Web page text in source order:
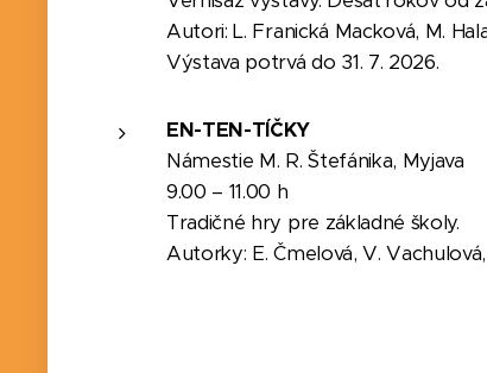
Autori: L. Franická Macková, M.
Výstava potrvá do 31. 7. 2026.
EN-TEN-TÍČKY
Námestie M. R. Štefánika, Myjava
9.00 – 11.00 h
Tradičné hry pre základné školy.
Autorky: E. Čmelová, V.